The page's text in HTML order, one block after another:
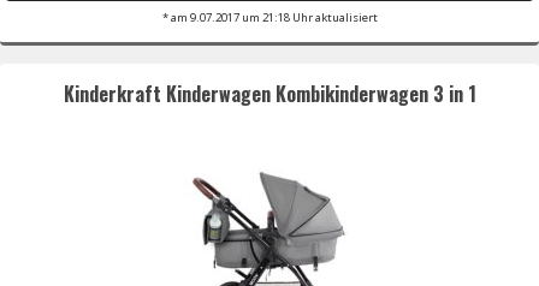
* am 9.07.2017 um 21:18 Uhr aktualisiert
Kinderkraft Kinderwagen Kombikinderwagen 3 in 1